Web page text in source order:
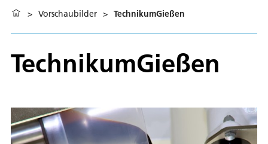
> Vorschaubilder > TechnikumGießen
TechnikumGießen